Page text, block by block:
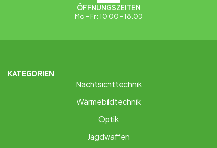
ÖFFNUNGSZEITEN
Mo - Fr: 10.00 - 18.00
KATEGORIEN
Nachtsichttechnik
Wärmebildtechnik
Optik
Jagdwaffen